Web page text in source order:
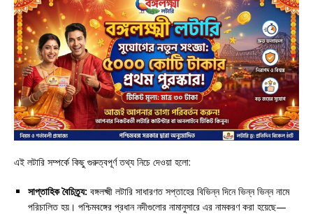
এই লটারি সম্পর্কে কিছু গুরুত্বপূর্ণ তথ্য নিচে দেওয়া হলো:
সাপ্তাহিক বৈচিত্র্য: বঙ্গলক্ষ্মী লটারি সাধারণত সপ্তাহের বিভিন্ন দিনে ভিন্ন ভিন্ন নামে
পরিচালিত হয়। পশ্চিমবঙ্গের প্রধান নদীগুলোর নামানুসারে এর নামকরণ করা হয়েছে—